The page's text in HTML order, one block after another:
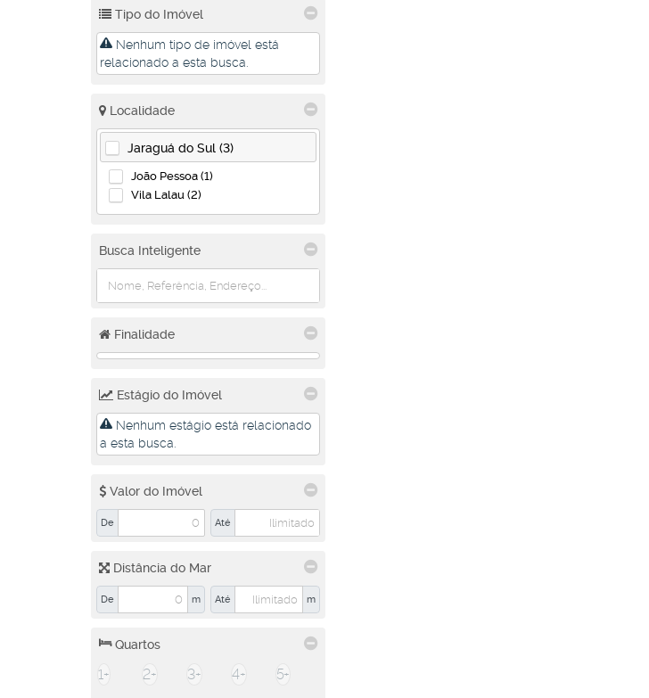
Tipo do Imóvel
Nenhum tipo de imóvel está
relacionado a esta busca.
Localidade
Jaraguá do Sul (3)
João Pessoa (1)
Vila Lalau (2)
Busca Inteligente
Finalidade
Estágio do Imóvel
Nenhum estágio está relacionado
a esta busca.
Valor do Imóvel
De Até
Distância do Mar
De m Até m
Quartos
1+ 2+ 3+ 4+ 5+